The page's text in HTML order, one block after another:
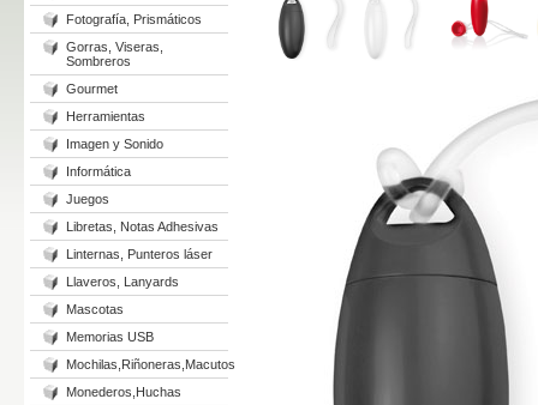
Fotografía, Prismáticos
Gorras, Viseras,
Sombreros
Gourmet
Herramientas
Imagen y Sonido
Informática
Juegos
Libretas, Notas Adhesivas
Linternas, Punteros láser
Llaveros, Lanyards
Mascotas
Memorias USB
Mochilas,Riñoneras,Macutos
Monederos,Huchas